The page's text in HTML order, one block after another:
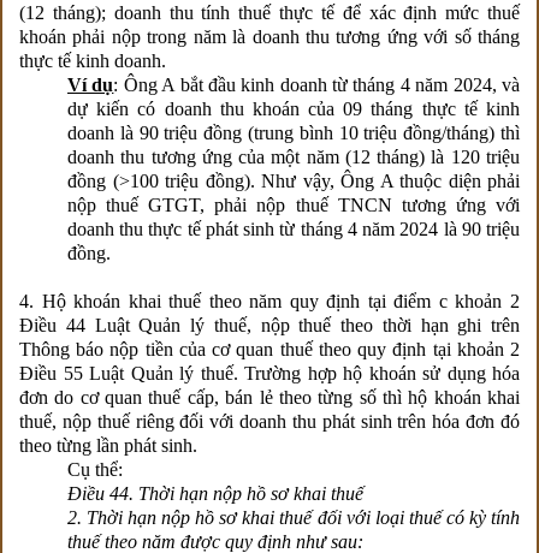
(12 tháng); doanh thu tính thuế thực tế để xác định mức thuế
khoán phải nộp trong năm là doanh thu tương ứng với số tháng
thực tế kinh doanh.
Ví dụ: Ông A bắt đầu kinh doanh từ tháng 4 năm 2024, và
dự kiến có doanh thu khoán của 09 tháng thực tế kinh
doanh là 90 triệu đồng (trung bình 10 triệu đồng/tháng) thì
doanh thu tương ứng của một năm (12 tháng) là 120 triệu
đồng (>100 triệu đồng). Như vậy, Ông A thuộc diện phải
nộp thuế GTGT, phải nộp thuế TNCN tương ứng với
doanh thu thực tế phát sinh từ tháng 4 năm 2024 là 90 triệu
đồng.
4. Hộ khoán khai thuế theo năm quy định tại điểm c khoản 2
Điều 44 Luật Quản lý thuế, nộp thuế theo thời hạn ghi trên
Thông báo nộp tiền của cơ quan thuế theo quy định tại khoản 2
Điều 55 Luật Quản lý thuế. Trường hợp hộ khoán sử dụng hóa
đơn do cơ quan thuế cấp, bán lẻ theo từng số thì hộ khoán khai
thuế, nộp thuế riêng đối với doanh thu phát sinh trên hóa đơn đó
theo từng lần phát sinh.
Cụ thể:
Điều 44. Thời hạn nộp hồ sơ khai thuế
2. Thời hạn nộp hồ sơ khai thuế đối với loại thuế có kỳ tính
thuế theo năm được quy định như sau: